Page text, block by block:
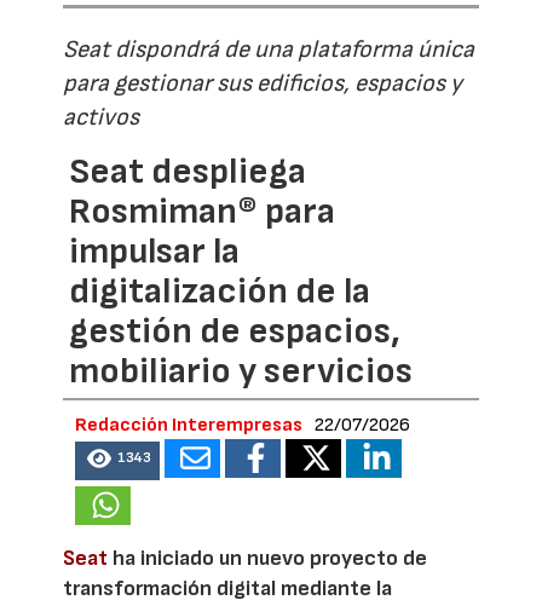
Seat dispondrá de una plataforma única
para gestionar sus edificios, espacios y
activos
Seat despliega
Rosmiman® para
impulsar la
digitalización de la
gestión de espacios,
mobiliario y servicios
Redacción Interempresas 22/07/2026
1343
Seat ha iniciado un nuevo proyecto de
transformación digital mediante la